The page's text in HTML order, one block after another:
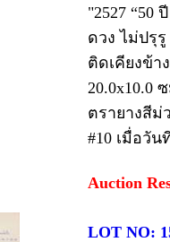
"2527 “50
ดวง ไม่ปรุ
ติดเคียงข้า
20.0x10.0
ตรายางสีม่
#10 เมื่อวัน
Auction
LOT NO: